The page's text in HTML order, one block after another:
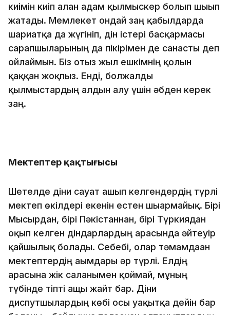
киімін киіп алған адам қылмыскер болып шығып
жатады. Мемлекет ондай заң қабылдарда
шариғатқа да жүгініп, дін істері басқармасы
сарапшыларының да пікірімен де санасты деп
ойлаймын. Біз отыз жыл ешкімнің қолын
қаққан жоқпыз. Енді, болжалды
қылмыстардың алдын алу үшін әбден керек
заң.
Мектептер қақтығысы
Шетелде діни сауат ашып келгендердің түрлі
мектеп өкілдері екенін естен шығармайық. Бірі
Мысырдан, бірі Пәкістаннан, бірі Түркиядан
оқып келген діндарлардың арасында әйтеуір
қайшылық болады. Себебі, олар тәмамдаған
мектептердің ағымдары әр түрлі. Елдің
арасына жік салғанымен қоймай, мұның
түбінде тіпті ащы жайт бар. Діни
диспутшылардың көбі осы уақытқа дейін бар